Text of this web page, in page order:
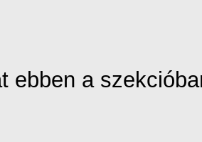
ebben a